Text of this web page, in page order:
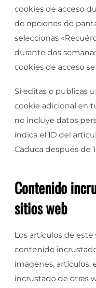
cookies de acceso
de opciones de
seleccionas
durante dos
cookies de acceso
Si editas o publicas
cookie adicional en
no incluye datos
indica el ID del
Caduca después de
Contenido
sitios web
Los artículos de
contenido
imágenes, artículos,
incrustado de otras